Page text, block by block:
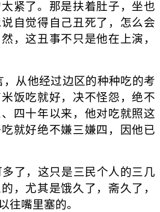
紧了。那是扶着肚子，坐也
自觉得自己丑死了，怎么会
，这丑事不只是他在上演，
从他经过边区的种种吃的考
饭吃就好，决不怪怨，绝不
四十年以来，他对吃就照这
就好绝不嫌三嫌四，因他已
了，这只是三民个人的三几
，尤其是饿久了，斋久了，
往嘴里塞的。